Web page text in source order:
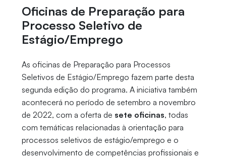
Oficinas de Preparação para
Processo Seletivo de
Estágio/Emprego
As oficinas de Preparação para Processos
Seletivos de Estágio/Emprego fazem parte desta
segunda edição do programa. A iniciativa também
acontecerá no período de setembro a novembro
de 2022, com a oferta de sete oficinas, todas
com temáticas relacionadas à orientação para
processos seletivos de estágio/emprego e o
desenvolvimento de competências profissionais e